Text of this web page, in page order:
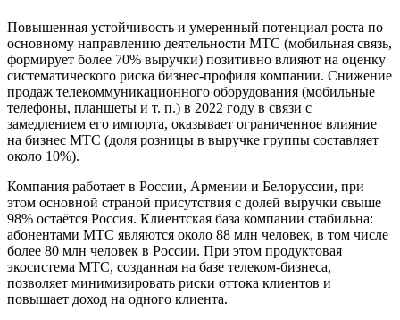
Повышенная устойчивость и умеренный потенциал роста по
основному направлению деятельности МТС (мобильная связь,
формирует более 70% выручки) позитивно влияют на оценку
систематического риска бизнес-профиля компании. Снижение
продаж телекоммуникационного оборудования (мобильные
телефоны, планшеты и т. п.) в 2022 году в связи с
замедлением его импорта, оказывает ограниченное влияние
на бизнес МТС (доля розницы в выручке группы составляет
около 10%).
Компания работает в России, Армении и Белоруссии, при
этом основной страной присутствия с долей выручки свыше
98% остаётся Россия. Клиентская база компании стабильна:
абонентами МТС являются около 88 млн человек, в том числе
более 80 млн человек в России. При этом продуктовая
экосистема МТС, созданная на базе телеком-бизнеса,
позволяет минимизировать риски оттока клиентов и
повышает доход на одного клиента.